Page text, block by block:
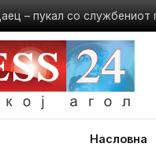
– пукал со
Насловна